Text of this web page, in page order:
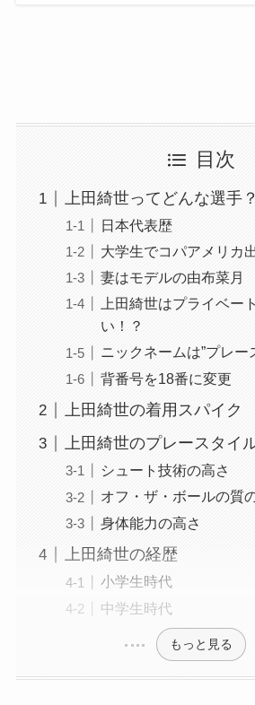
目次
上田綺世ってどんな選手？
日本代表歴
大学生でコパアメリカ
妻はモデルの由布菜月
上田綺世はプライベー
い！？
ニックネームは”プレー
背番号を18番に変更
上田綺世の着用スパイク
上田綺世のプレースタイ
シュート技術の高さ
オフ・ザ・ボールの質
身体能力の高さ
上田綺世の経歴
小学生時代
中学生時代
もっと見る